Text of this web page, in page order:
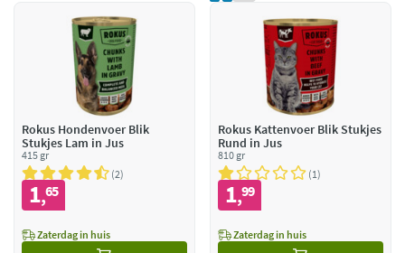
Rokus Hondenvoer Blik
Stukjes Lam in Jus
415 gr
2
1,65
Zaterdag in huis
Rokus Kattenvoer Blik Stukjes
Rund in Jus
810 gr
1
1,99
Zaterdag in huis